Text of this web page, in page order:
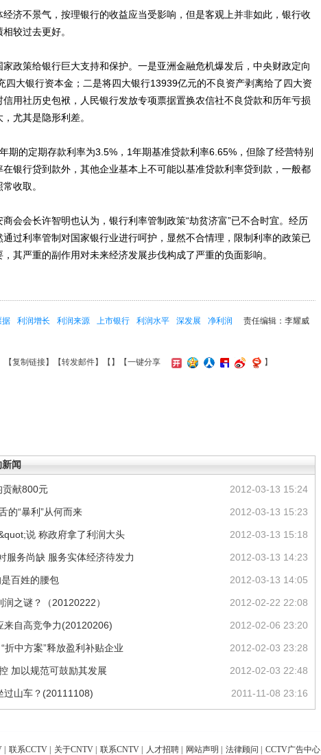
不景气，按理银行的收益应当受影响，但是客观上并非如此，银行收
较过去更好。
策给银行巨大支持和保护。一是亚洲金融危机爆发后，中央财政定向
四大银行资本金；二是将四大银行13939亿元的不良资产剥离给了四大资
用社历史包袱，人民银行发放专项票据置换农信社不良贷款和历年亏损
尤其是隐形利差。
的定期存款利率为3.5%，1年期基准贷款利率6.65%，但除了经营特别
银行贷到款外，其他企业基本上不可能以基准贷款利率贷到款，一般都
收取。
会长许智明也认为，银行利率管制政策“劫贫济富”已不合时宜。经历
过利率管制对国家银行业进行呵护，显然不合情理，限制利率的政策已
其严重的副作用对未来经济发展步伐构成了严重的负面影响。
责任编辑：李耀威
据 利润增长 利润来源 上市银行 利润水平 深发展
净利润
【复制链接】【转发邮件】【 】 【一键分享 】
新闻
2012-03-13 15:24
贡献800元
2012-03-13 15:23
的“暴利”从何而来
2012-03-13 15:18
说 称政府拿了利润大头
2012-03-13 14:23
服务尚缺 服务实体经济待发力
2012-03-13 14:05
百姓的腰包
2012-02-22 22:08
之谜？（20120222）
2012-02-06 23:20
来自高竞争力(20120206)
2012-02-03 23:28
折中方案”释放盈利补贴企业
2012-02-03 22:48
加以规范可鼓励其发展
2011-11-08 23:16
过山车？(20111108)
联系CCTV 关于CNTV 联系CNTV 人才招聘 网站声明 法律顾问 CCTV广告中心